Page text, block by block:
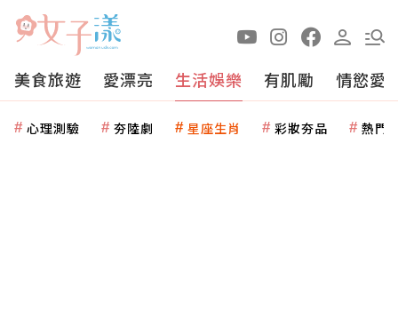
美食旅遊 愛漂亮 生活娛樂 有肌勵 情慾愛
心理測驗 夯陸劇 星座生肖 彩妝夯品 熱門